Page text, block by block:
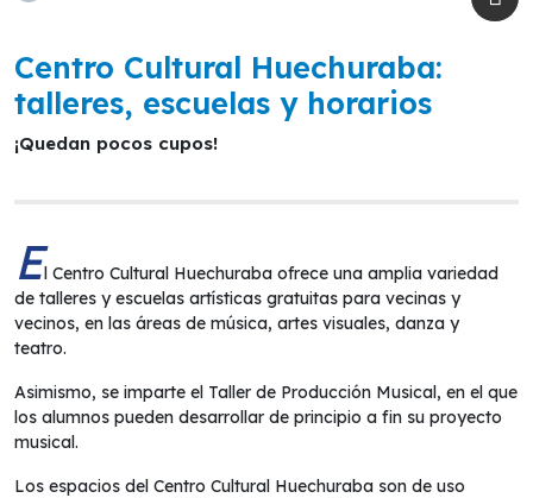
Centro Cultural Huechuraba:
talleres, escuelas y horarios
¡Quedan pocos cupos!
El Centro Cultural Huechuraba ofrece una amplia variedad
de talleres y escuelas artísticas gratuitas para vecinas y
vecinos, en las áreas de música, artes visuales, danza y
teatro.
Asimismo, se imparte el Taller de Producción Musical, en el que
los alumnos pueden desarrollar de principio a fin su proyecto
musical.
Los espacios del Centro Cultural Huechuraba son de uso